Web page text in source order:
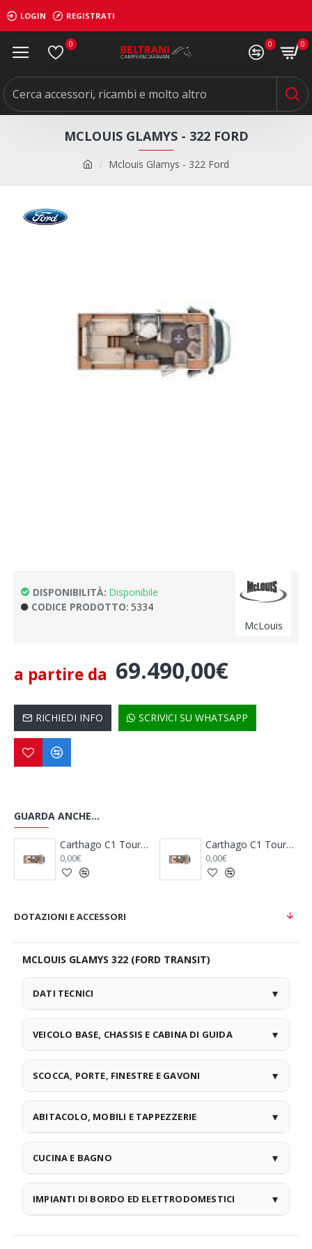
LOGIN REGISTRATI
0 0 0
Mclouis Glamys - 322 Ford
MCLOUIS GLAMYS - 322 FORD
DISPONIBILITÀ: Disponibile
CODICE PRODOTTO: 5334
McLouis
a partire da 69.490,00€
RICHIEDI INFO SCRIVICI SU WHATSAPP
GUARDA ANCHE...
Carthago C1 Tourer T 143 KB-LE Lightweight 3.5 t Carthago C1 Tourer T 143 KB-LE Lightweight 3.5 t - Mercedes Benz
DOTAZIONI E ACCESSORI
MCLOUIS GLAMYS 322 (FORD TRANSIT)
DATI TECNICI
VEICOLO BASE, CHASSIS E CABINA DI GUIDA
SCOCCA, PORTE, FINESTRE E GAVONI
ABITACOLO, MOBILI E TAPPEZZERIE
CUCINA E BAGNO
IMPIANTI DI BORDO ED ELETTRODOMESTICI